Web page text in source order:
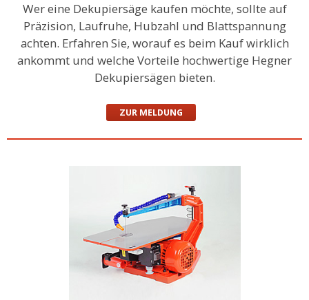
Wer eine Dekupiersäge kaufen möchte, sollte auf
Präzision, Laufruhe, Hubzahl und Blattspannung
achten. Erfahren Sie, worauf es beim Kauf wirklich
ankommt und welche Vorteile hochwertige Hegner
Dekupiersägen bieten.
ZUR MELDUNG